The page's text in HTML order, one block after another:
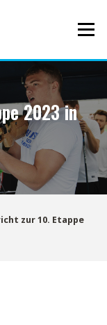
Menü
2023 in
zur 10. Etappe